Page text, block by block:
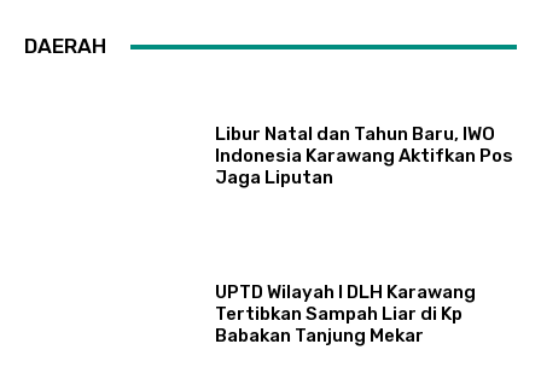
DAERAH
Libur Natal dan Tahun Baru, IWO
Indonesia Karawang Aktifkan Pos
Jaga Liputan
UPTD Wilayah I DLH Karawang
Tertibkan Sampah Liar di Kp
Babakan Tanjung Mekar